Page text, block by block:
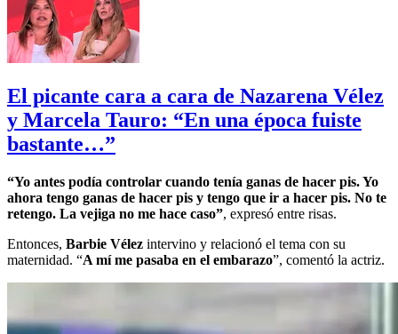
El picante cara a cara de Nazarena Vélez
y Marcela Tauro: “En una época fuiste
bastante…”
“Yo antes podía controlar cuando tenía ganas de hacer pis. Yo
ahora tengo ganas de hacer pis y tengo que ir a hacer pis. No te
retengo. La vejiga no me hace caso”, expresó entre risas.
Entonces, Barbie Vélez intervino y relacionó el tema con su
maternidad. “A mí me pasaba en el embarazo”, comentó la actriz.